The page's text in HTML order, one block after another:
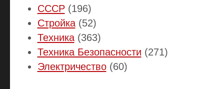
СССР(196)
Стройка(52)
Техника(363)
Техника Безопасности (271)
Электричество(60)